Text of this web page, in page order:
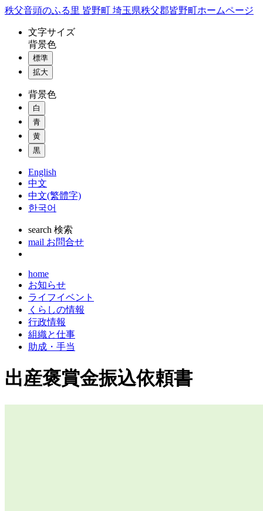
コ
秩父音頭のふる里 皆野町 埼玉県秩父郡皆野町ホームページ
文字サイズ
背景色
標準
拡大
背景色
白
青
黄
黒
English
中文
中文(繁體字)
한국어
search 検索
mail お問合せ
home
お知らせ
ライフイベント
くらしの情報
行政情報
組織と仕事
助成・手当
出産褒賞金振込依頼書